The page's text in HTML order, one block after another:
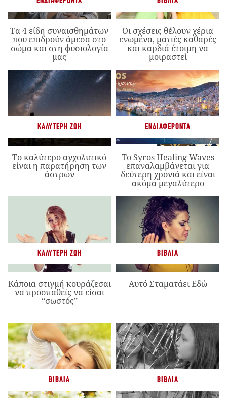
Τα 4 είδη συναισθημάτων
που επιδρούν άμεσα στο
σώμα και στη φυσιολογία
μας
Οι σχέσεις θέλουν χέρια
ενωμένα, ματιές καθαρές
και καρδιά έτοιμη να
μοιραστεί
ΚΑΛΎΤΕΡΗ ΖΩΉ
Το καλύτερο αγχολυτικό
είναι η παρατήρηση των
άστρων
ΕΝΔΙΑΦΈΡΟΝΤΑ
Το Syros Healing Waves
επαναλαμβάνεται για
δεύτερη χρονιά και είναι
ακόμα μεγαλύτερο
ΚΑΛΎΤΕΡΗ ΖΩΉ
Κάποια στιγμή κουράζεσαι
να προσπαθείς να είσαι
“σωστός”
ΒΙΒΛΊΑ
Αυτό Σταματάει Εδώ
ΒΙΒΛΊΑ ΒΙΒΛΊΑ